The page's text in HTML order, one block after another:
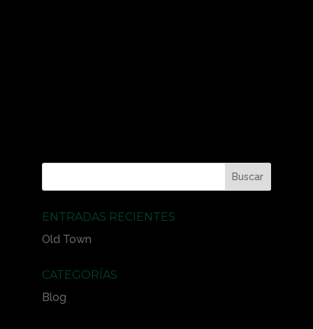
ENTRADAS RECIENTES
Old Town
CATEGORÍAS
Blog